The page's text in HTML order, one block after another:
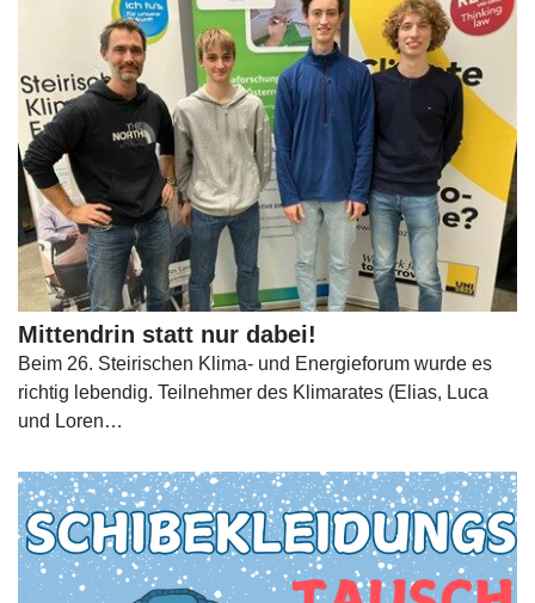
Mittendrin statt nur dabei!
Beim 26. Steirischen Klima- und Energieforum wurde es
richtig lebendig. Teilnehmer des Klimarates (Elias, Luca
und Loren…